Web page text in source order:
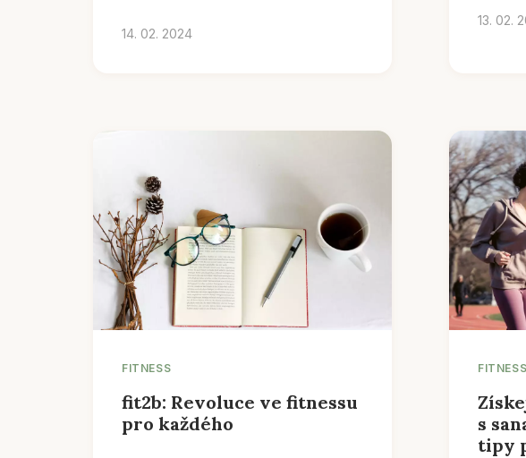
14. 02. 2024
13. 02.
FITNESS
fit2b: Revoluce ve fitnessu
pro každého
FITNESS
s
tipy